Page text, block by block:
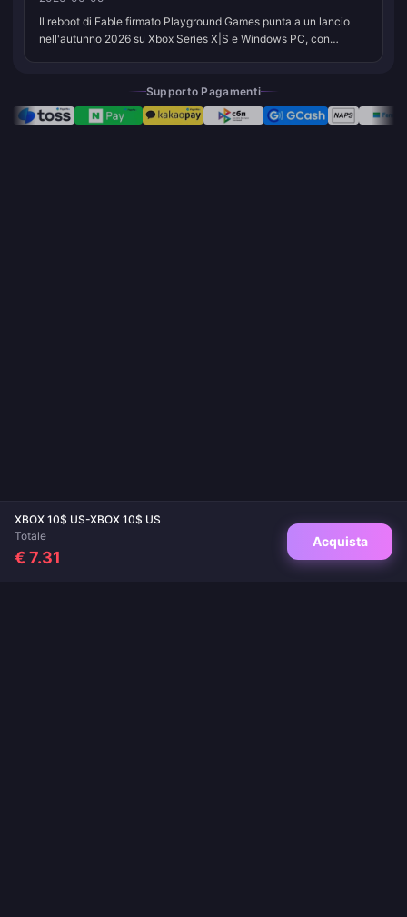
XBOX 10$ US-XBOX 10$ US
Totale
€ 7.31
Acquista
Il reboot di Fable firmato Playground Games punta a un lancio
nell'autunno 2026 su Xbox Series X|S e Windows PC, con
Supporto Pagamenti